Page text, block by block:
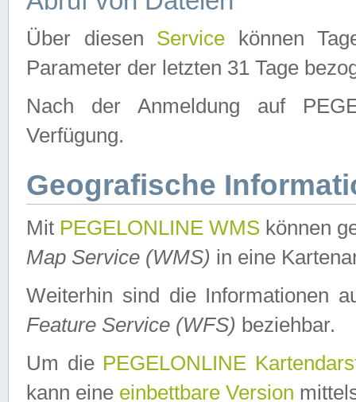
Über diesen Service können
Parameter der letzten 31 Tage
Nach der Anmeldung auf
Verfügung.
Geografische
Mit PEGELONLINE WMS können
Map Service (WMS) in eine
Weiterhin sind die Informationen
Feature Service (WFS) beziehbar.
Um die PEGELONLINE
kann eine einbettbare Version